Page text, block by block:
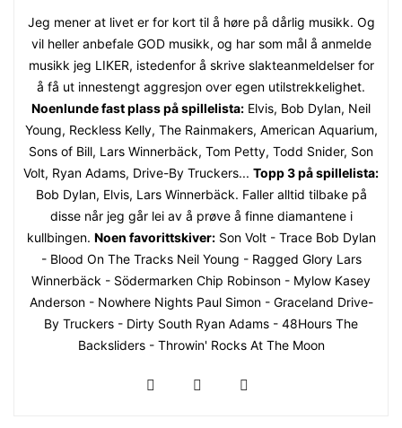
Jeg mener at livet er for kort til å høre på dårlig musikk. Og
vil heller anbefale GOD musikk, og har som mål å anmelde
musikk jeg LIKER, istedenfor å skrive slakteanmeldelser for
å få ut innestengt aggresjon over egen utilstrekkelighet.
Noenlunde fast plass på spillelista: Elvis, Bob Dylan, Neil
Young, Reckless Kelly, The Rainmakers, American Aquarium,
Sons of Bill, Lars Winnerbäck, Tom Petty, Todd Snider, Son
Volt, Ryan Adams, Drive-By Truckers... Topp 3 på spillelista:
Bob Dylan, Elvis, Lars Winnerbäck. Faller alltid tilbake på
disse når jeg går lei av å prøve å finne diamantene i
kullbingen. Noen favorittskiver:Son Volt - Trace Bob Dylan
- Blood On The Tracks Neil Young - Ragged Glory Lars
Winnerbäck - Södermarken Chip Robinson - Mylow Kasey
Anderson - Nowhere Nights Paul Simon - Graceland Drive-
By Truckers - Dirty South Ryan Adams - 48Hours The
Backsliders - Throwin' Rocks At The Moon